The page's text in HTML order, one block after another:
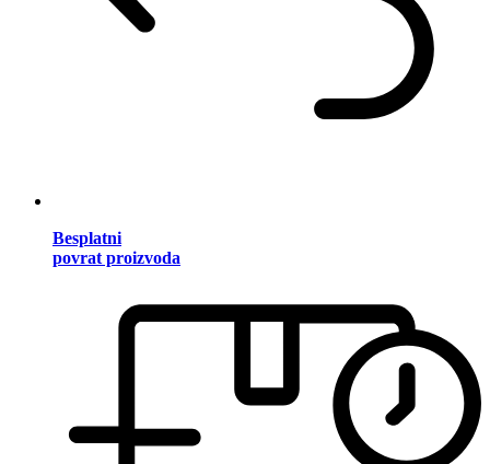
Besplatni
povrat proizvoda